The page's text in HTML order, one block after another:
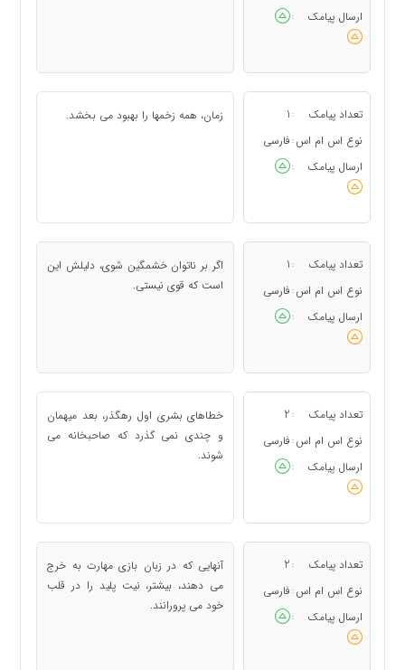
ارسال پیامک
:
تعداد پیامک :
1
نوع اس ام اس : فارسی
ارسال پیامک
:
زمان، همه زخمها را بهبود می بخشد.
تعداد پیامک :
1
نوع اس ام اس : فارسی
ارسال پیامک
:
اگر بر ناتوان خشمگین شوی، دلیلش این
است که قوی نیستی.
تعداد پیامک :
2
نوع اس ام اس : فارسی
ارسال پیامک
:
خطاهای بشری اول رهگذر، بعد میهمان
و چندی نمی گذرد که صاحبخانه می
شوند.
تعداد پیامک :
2
نوع اس ام اس : فارسی
ارسال پیامک
:
آنهایی که در زبان بازی مهارت به خرج
می دهند، بیشتر، نیت پلید را در قلب
خود می پرورانند.